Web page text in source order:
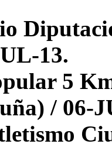
13.
5
/ 06-